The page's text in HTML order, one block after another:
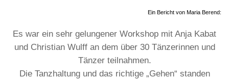
Ein Bericht von Maria Berend:
Es war ein sehr gelungener Workshop mit Anja Kabat
und Christian Wulff an dem über 30 Tänzerinnen und
Tänzer teilnahmen.
Die Tanzhaltung und das richtige „Gehen“ standen